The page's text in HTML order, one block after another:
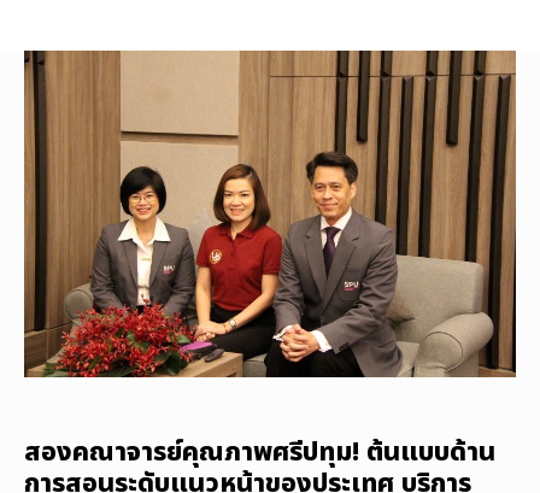
สองคณาจารย์คุณภาพศรีปทุม! ต้นแบบด้าน
การสอนระดับแนวหน้าของประเทศ บริการ